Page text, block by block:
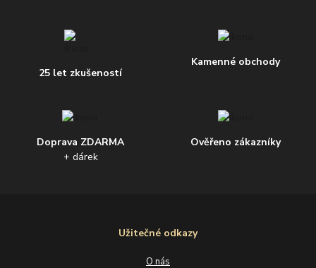
25 let zkušeností
Kamenné obchody
Doprava ZDARMA
+ dárek
Ověřeno zákazníky
Užitečné odkazy
O nás